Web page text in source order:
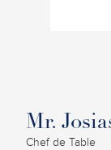
Mr.
Chef de Table